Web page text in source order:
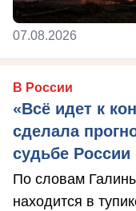
07.08.2026
В России
«Всё идет к
сделала
судьбе
По словам
находится в